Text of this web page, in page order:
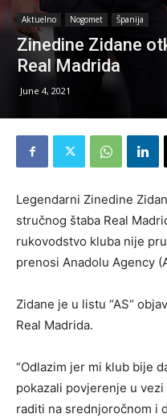
Aktuelno Nogomet Španija
Zinedine Zidane
Real Madrida
June 4, 2021
Legendarni Zinedine
stručnog štaba Real
rukovodstvo kluba nije
prenosi Anadolu Agency
Zidane je u listu “AS“
Real Madrida.
“Odlazim jer mi klub bije
pokazali povjerenje u
raditi na srednjoročnom i